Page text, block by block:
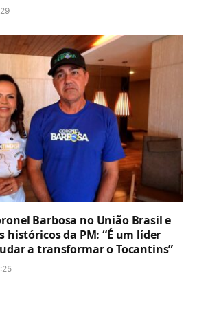
Barbosa no União Brasil e
históricos da PM: “É um líder
a transformar o Tocantins”